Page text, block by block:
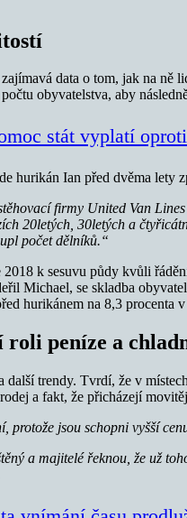
data o tom, jak na
obyvatelstva, aby
stát vyplatí
hurikán Ian před dvěma lety
firmy United Van
20letých, 30letých a
počet dělníků.“
k sesuvu půdy kvůli
Michael, se skladba
hurikánem na 8,3
peníze a
další trendy. Tvrdí, že v
a fakt, že přicházejí
protože jsou schopni vyšší
a majitelé řeknou, že už